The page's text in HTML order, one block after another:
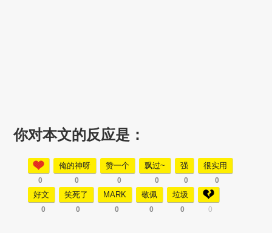
你对本文的反应是：
0
俺的神呀
0
赞一个
0
飘过~
0
强
0
很实用
0
好文
0
笑死了
0
MARK
0
敬佩
0
垃圾
0 0